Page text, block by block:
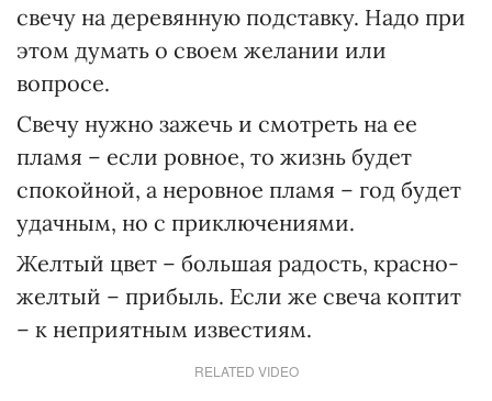
свечу на деревянную подставку. Надо при
этом думать о своем желании или
вопросе.
Свечу нужно зажечь и смотреть на ее
пламя – если ровное, то жизнь будет
спокойной, а неровное пламя – год будет
удачным, но с приключениями.
Желтый цвет – большая радость, красно-
желтый – прибыль. Если же свеча коптит
– к неприятным известиям.
RELATED VIDEO